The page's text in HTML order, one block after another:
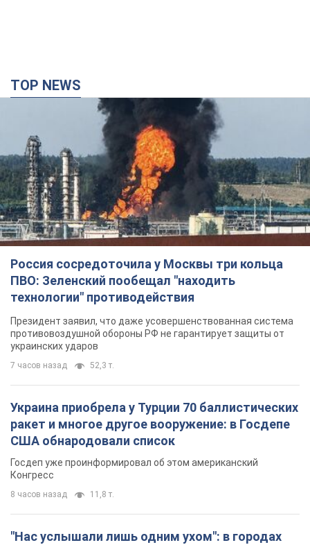
TOP NEWS
Россия сосредоточила у Москвы три кольца
ПВО: Зеленский пообещал "находить
технологии" противодействия
Президент заявил, что даже усовершенствованная система
противовоздушной обороны РФ не гарантирует защиты от
украинских ударов
7 часов назад 52,3 т.
Украина приобрела у Турции 70 баллистических
ракет и многое другое вооружение: в Госдепе
США обнародовали список
Госдеп уже проинформировал об этом американский
Конгресс
8 часов назад 11,8 т.
"Нас услышали лишь одним ухом": в городах